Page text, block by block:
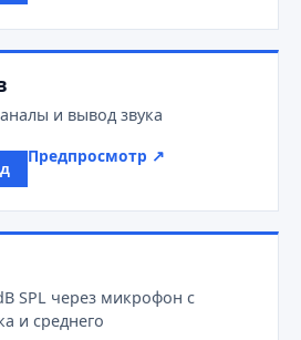
и вывод звука
Предпросмотр ↗
SPL через микрофон с
и среднего